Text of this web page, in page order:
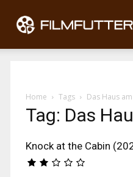
Home Tags Das Haus
Tag: Das
Knock at the Cabin